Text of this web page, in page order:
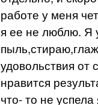
работе у меня
я ее не люблю.
удовольствия от
нравится
что- то не